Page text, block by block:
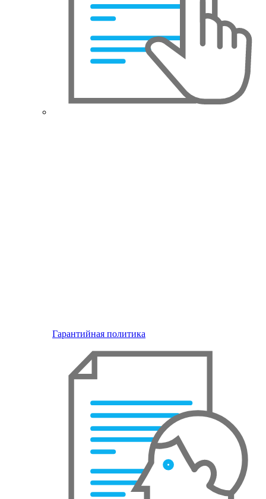
Гарантийная политика